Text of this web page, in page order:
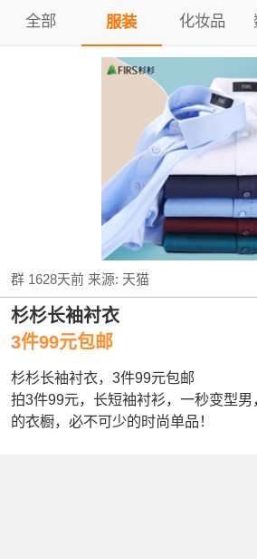
全部 服装 化妆品
群 1628天前来源: 天猫
杉杉长袖衬衣
3件99元包邮
杉杉长袖衬衣，3件99元包邮
拍3件99元，长短袖衬衫，一秒变型男
的衣橱，必不可少的时尚单品！